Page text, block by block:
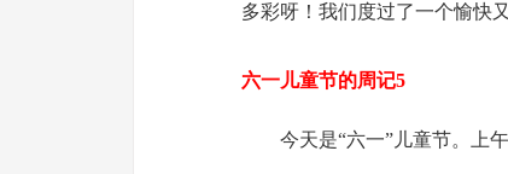
多彩呀！我们度过了一个愉快
六一儿童节的周记5
今天是“六一”儿童节。上